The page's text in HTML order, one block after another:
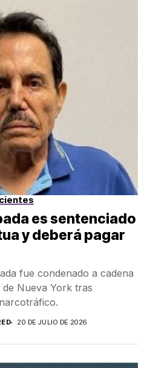
es sentenciado
y deberá pagar
fue condenado a cadena
Nueva York tras
20 DE JULIO DE 2026